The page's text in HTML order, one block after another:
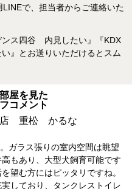
LINEで、担当者からご連絡いた
ンス四谷 内見したい』『KDX
』とお送りいただけるとスム
屋を見た
コメント
店 重松 かるな
ガラス張りの室内空間は眺望
もあり、大型犬飼育可能です
望む方にはピッタリですね。
しており、タンクレストイレ